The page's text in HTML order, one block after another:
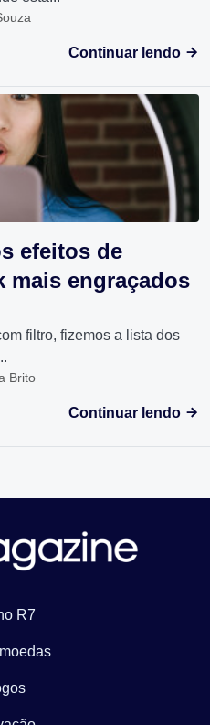
Continuar lendo
efeitos de
mais engraçados
filtro, fizemos a lista dos
Brito
Continuar lendo
R7